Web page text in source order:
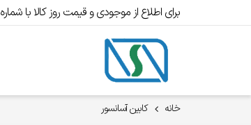
برای اطلاع از موجودی و قیمت روز کالا با شماره 02532917980 تماس بگیرید.
خانه کابین آسانسور